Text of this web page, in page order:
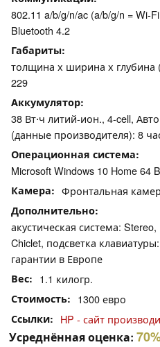
802.11 a/b/g/n/ac (a/b/g/n = Wi-
Bluetooth 4.2
Габариты
толщина х ширина х глубина
229
Аккумулятор
38 Вт⋅ч литий-ион., 4-cell,
(данные производителя): 8
Операционная система
Microsoft Windows 10 Home 64
Камера Фронтальная
Дополнительно
акустическая система: Stereo,
Chiclet, подсветка
гарантии в Европе
Вес 1.1 килогр.
Стоимость 1300 евро
Ссылки HP - сайт
Усреднённая оценка: